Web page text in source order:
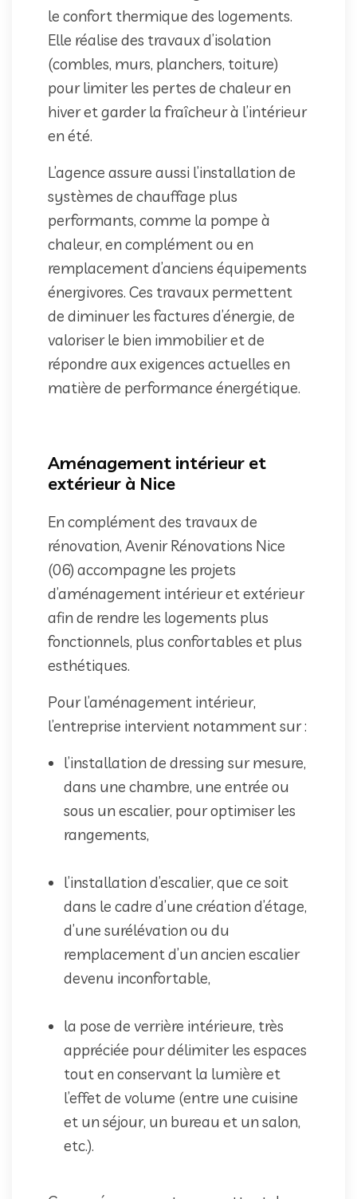
le confort thermique des logements.
Elle réalise des travaux d’isolation
(combles, murs, planchers, toiture)
pour limiter les pertes de chaleur en
hiver et garder la fraîcheur à l’intérieur
en été.
L’agence assure aussi l’installation de
systèmes de chauffage plus
performants, comme la pompe à
chaleur, en complément ou en
remplacement d’anciens équipements
énergivores. Ces travaux permettent
de diminuer les factures d’énergie, de
valoriser le bien immobilier et de
répondre aux exigences actuelles en
matière de performance énergétique.
Aménagement intérieur et
extérieur à Nice
En complément des travaux de
rénovation, Avenir Rénovations Nice
(06) accompagne les projets
d’aménagement intérieur et extérieur
afin de rendre les logements plus
fonctionnels, plus confortables et plus
esthétiques.
Pour l’aménagement intérieur,
l’entreprise intervient notamment sur :
l’installation de dressing sur mesure,
dans une chambre, une entrée ou
sous un escalier, pour optimiser les
rangements,
l’installation d’escalier, que ce soit
dans le cadre d’une création d’étage,
d’une surélévation ou du
remplacement d’un ancien escalier
devenu inconfortable,
la pose de verrière intérieure, très
appréciée pour délimiter les espaces
tout en conservant la lumière et
l’effet de volume (entre une cuisine
et un séjour, un bureau et un salon,
etc.).